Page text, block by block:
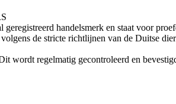
handelsmerk en staat voor
de stricte richtlijnen van de Duitse
wordt regelmatig gecontroleerd en